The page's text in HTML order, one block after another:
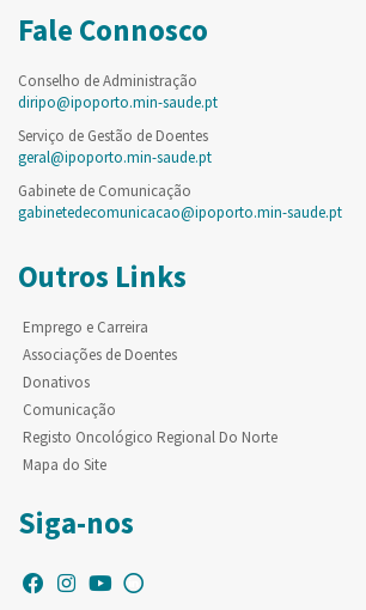
Fale Connosco
Conselho de Administração
diripo@ipoporto.min-saude.pt
Serviço de Gestão de Doentes
geral@ipoporto.min-saude.pt
Gabinete de Comunicação
gabinetedecomunicacao@ipoporto.min-saude.pt
Outros Links
Emprego e Carreira
Associações de Doentes
Donativos
Comunicação
Registo Oncológico Regional Do Norte
Mapa do Site
Siga-nos